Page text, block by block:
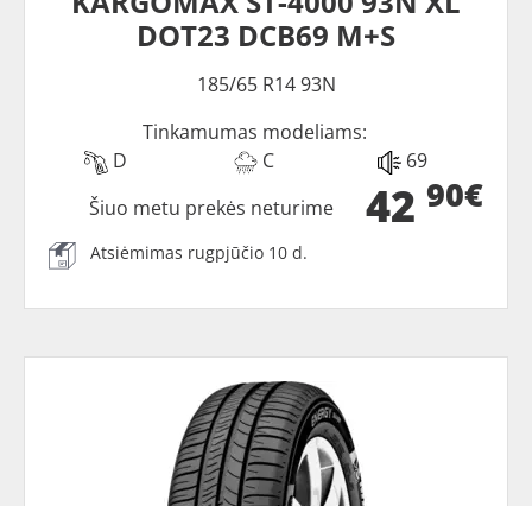
DOT23 DCB69 M+S
185/65 R14 93N
Tinkamumas modeliams:
D
C 69
42 90€
Šiuo metu prekės neturime
Atsiėmimas rugpjūčio 10 d.